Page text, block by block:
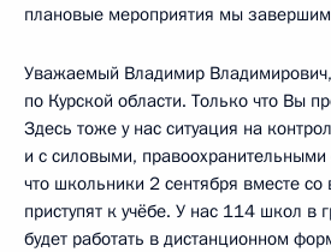
плановые мероприятия мы
Уважаемый Владимир Владимирович,
по Курской области. Только что Вы
Здесь тоже у нас ситуация на
и с силовыми,
что школьники 2 сентября вместе со
приступят к учёбе. У нас 114 школ в
будет работать в дистанционном